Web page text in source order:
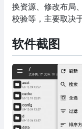
换资源、修改布局
校验等，主要取决
软件截图